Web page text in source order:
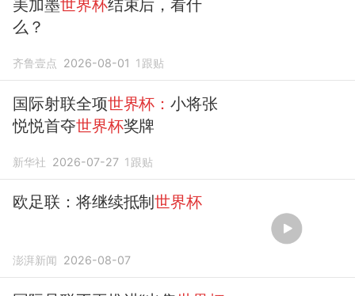
美加墨世界杯结束后，看什
么？
齐鲁壹点 2026-08-01 1 跟贴
国际射联全项世界杯：小将张
悦悦首夺世界杯奖牌
新华社 2026-07-27 1 跟贴
欧足联：将继续抵制世界杯
澎湃新闻 2026-08-07